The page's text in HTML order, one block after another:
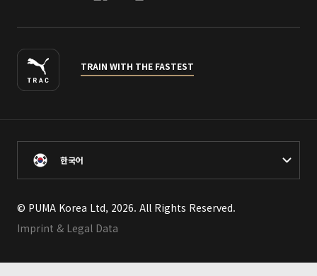
TRAIN WITH THE FASTEST
한국어
© PUMA Korea Ltd, 2026. All Rights Reserved.
Imprint & Legal Data